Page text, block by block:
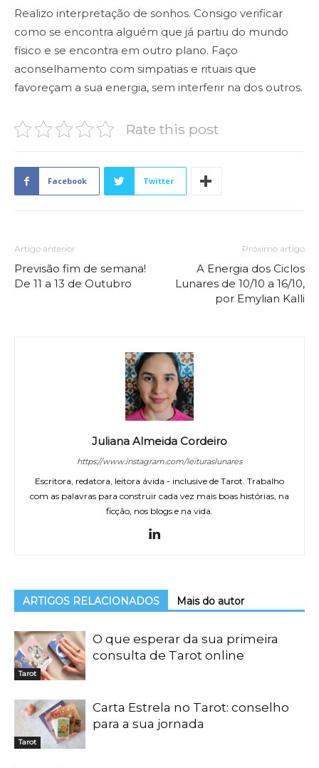
Realizo interpretação de sonhos. Consigo verificar
como se encontra alguém que já partiu do mundo
físico e se encontra em outro plano. Faço
aconselhamento com simpatias e rituais que
favoreçam a sua energia, sem interferir na dos outros.
Rate this post
Facebook Twitter
Artigo anterior
Previsão fim de semana!
De 11 a 13 de Outubro
Próximo artigo
A Energia dos Ciclos
Lunares de 10/10 a 16/10,
por Emylian Kalli
Juliana Almeida Cordeiro
https://www.instagram.com/leituraslunares
Escritora, redatora, leitora ávida - inclusive de Tarot. Trabalho
com as palavras para construir cada vez mais boas histórias, na
ficção, nos blogs e na vida.
ARTIGOS RELACIONADOS Mais do autor
Tarot
O que esperar da sua primeira
consulta de Tarot online
Tarot
Carta Estrela no Tarot: conselho
para a sua jornada